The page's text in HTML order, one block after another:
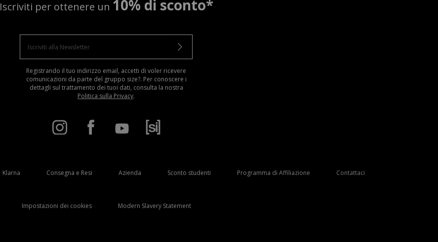
Iscriviti per ottenere un 10% di sconto*
Registrando il tuo indirizzo email, accetti di voler ricevere
comunicazioni da parte del gruppo size?. Per conoscere i
dettagli sul trattamento dei tuoi dati, consulta la nostra
Politica sulla Privacy.
Klarna Consegna e Resi Azienda Sconto studenti Programma di Affiliazione Contattaci
Impostazioni dei cookies Modern Slavery Statement